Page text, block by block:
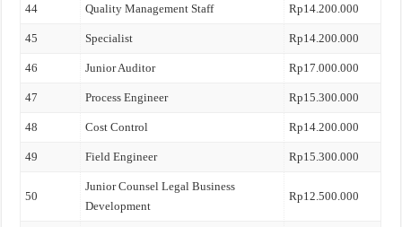
44 Quality Management Staff Rp14.200.000
45 Specialist Rp14.200.000
46 Junior Auditor Rp17.000.000
47 Process Engineer Rp15.300.000
48 Cost Control Rp14.200.000
49 Field Engineer Rp15.300.000
50
Junior Counsel Legal Business
Development
Rp12.500.000